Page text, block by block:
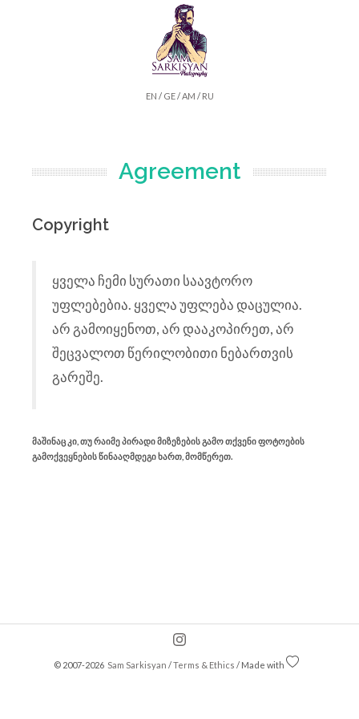
EN / GE/AM / RU
Agreement
Copyright
ყველა ჩემი სურათი საავტორო
უფლებებია. ყველა უფლება დაცულია.
არ გამოიყენოთ, არ დააკოპირეთ, არ
შეცვალოთ წერილობითი ნებართვის
გარეშე.
მაშინაც კი, თუ რაიმე პირადი მიზეზების გამო თქვენი ფოტოების
გამოქვეყნების წინააღმდეგი ხართ, მომწერეთ.
© 2007-2026 Sam Sarkisyan /Terms & Ethics / Made with